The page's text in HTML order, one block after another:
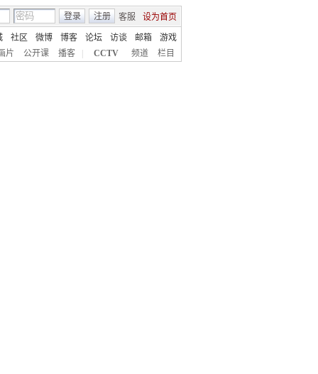
客服 设为首页
登录 注册
社区 微博 博客 论坛 访谈 邮箱
游戏
片
公开课 播客 CCTV 频道 栏目